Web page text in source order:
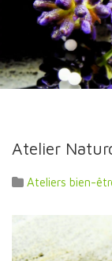
Atelier
Ateliers bien-